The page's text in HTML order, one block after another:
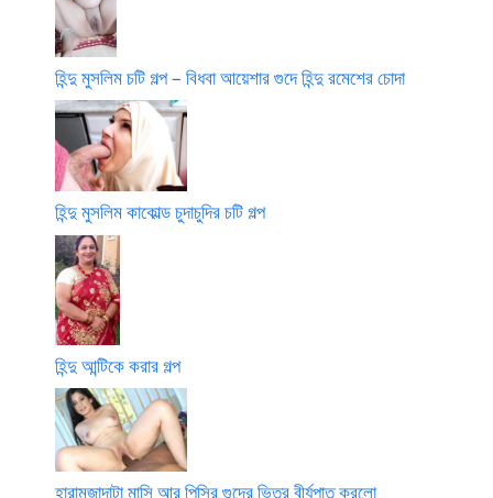
হিন্দু মুসলিম চটি গল্প – বিধবা আয়েশার গুদে হিন্দু রমেশের চোদা
হিন্দু মুসলিম কাকোল্ড চুদাচুদির চটি গল্প
হিন্দু আন্টিকে করার গল্প
হারামজাদাটা মাসি আর পিসির গুদের ভিতর বীর্যপাত করলো